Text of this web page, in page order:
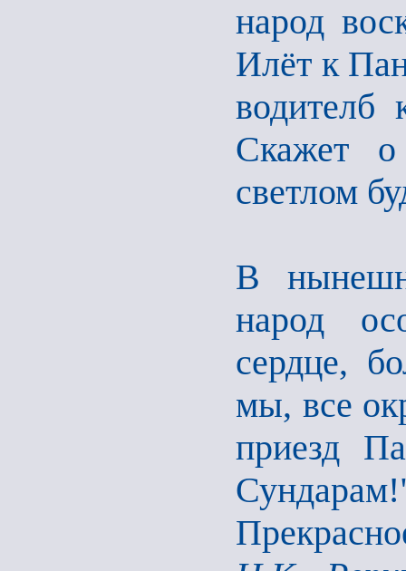
народ
Илёт к
водителб
Скажет
светлом
В
народ
сердце,
мы, все
приезд